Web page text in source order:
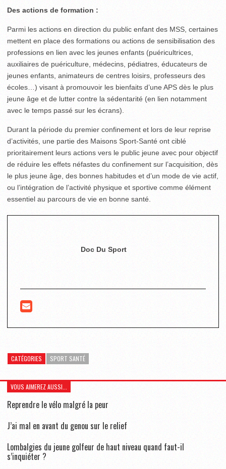
Des actions de formation :
Parmi les actions en direction du public enfant des MSS, certaines
mettent en place des formations ou actions de sensibilisation des
professions en lien avec les jeunes enfants (puéricultrices,
auxiliaires de puériculture, médecins, pédiatres, éducateurs de
jeunes enfants, animateurs de centres loisirs, professeurs des
écoles…) visant à promouvoir les bienfaits d’une APS dès le plus
jeune âge et de lutter contre la sédentarité (en lien notamment
avec le temps passé sur les écrans).
Durant la période du premier confinement et lors de leur reprise
d’activités, une partie des Maisons Sport-Santé ont ciblé
prioritairement leurs actions vers le public jeune avec pour objectif
de réduire les effets néfastes du confinement sur l’acquisition, dès
le plus jeune âge, des bonnes habitudes et d’un mode de vie actif,
ou l’intégration de l’activité physique et sportive comme élément
essentiel au parcours de vie en bonne santé.
Doc Du Sport
CATÉGORIES SPORT SANTÉ
VOUS AIMEREZ AUSSI...
Reprendre le vélo malgré la peur
J’ai mal en avant du genou sur le relief
Lombalgies du jeune golfeur de haut niveau quand faut-il
s’inquiéter ?